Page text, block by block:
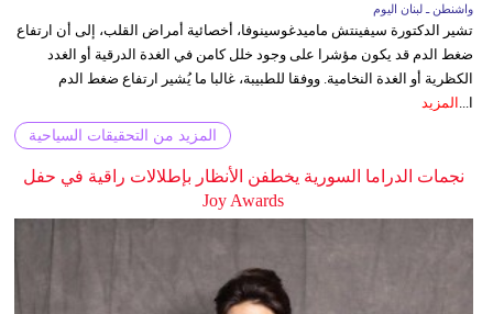
واشنطن ـ لبنان اليوم
تشير الدكتورة سيفينتش ماميدغوسينوفا، أخصائية أمراض القلب، إلى أن ارتفاع
ضغط الدم قد يكون مؤشرا على وجود خلل كامن في الغدة الدرقية أو الغدد
الكظرية أو الغدة النخامية. ووفقا للطبيبة، غالبا ما يُشير ارتفاع ضغط الدم
ا...
المزيد
المزيد من التحقيقات السياحية
نجمات الدراما السورية يخطفن الأنظار بإطلالات راقية في حفل
Joy Awards